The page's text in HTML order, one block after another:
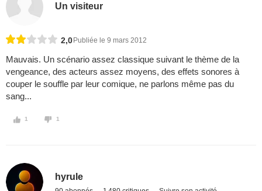
Un visiteur
2,0 Publiée le 9 mars 2012
Mauvais. Un scénario assez classique suivant le thème de la
vengeance, des acteurs assez moyens, des effets sonores à
couper le souffle par leur comique, ne parlons même pas du
sang...
1 1
hyrule